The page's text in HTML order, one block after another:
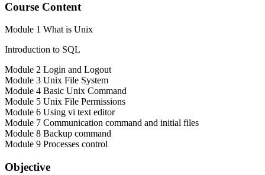
Course Content
Module 1 What is Unix
Introduction to SQL
Module 2 Login and Logout
Module 3 Unix File System
Module 4 Basic Unix Command
Module 5 Unix File Permissions
Module 6 Using vi text editor
Module 7 Communication command and initial files
Module 8 Backup command
Module 9 Processes control
Objective